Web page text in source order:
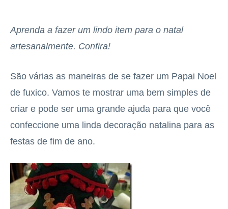
Aprenda a fazer um lindo item para o natal
artesanalmente. Confira!
São várias as maneiras de se fazer um Papai Noel
de fuxico. Vamos te mostrar uma bem simples de
criar e pode ser uma grande ajuda para que você
confeccione uma linda decoração natalina para as
festas de fim de ano.